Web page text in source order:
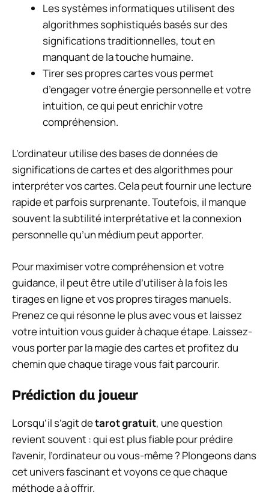
Les systèmes informatiques utilisent des
algorithmes sophistiqués basés sur des
significations traditionnelles, tout en
manquant de la touche humaine.
Tirer ses propres cartes vous permet
d’engager votre énergie personnelle et votre
intuition, ce qui peut enrichir votre
compréhension.
L’ordinateur utilise des bases de données de
significations de cartes et des algorithmes pour
interpréter vos cartes. Cela peut fournir une lecture
rapide et parfois surprenante. Toutefois, il manque
souvent la subtilité interprétative et la connexion
personnelle qu’un médium peut apporter.
Pour maximiser votre compréhension et votre
guidance, il peut être utile d’utiliser à la fois les
tirages en ligne et vos propres tirages manuels.
Prenez ce qui résonne le plus avec vous et laissez
votre intuition vous guider à chaque étape. Laissez-
vous porter par la magie des cartes et profitez du
chemin que chaque tirage vous fait parcourir.
Prédiction du joueur
Lorsqu’il s’agit detarot gratuit, une question
revient souvent : qui est plus fiable pour prédire
l’avenir, l’ordinateur ou vous-même ? Plongeons dans
cet univers fascinant et voyons ce que chaque
méthode a à offrir.